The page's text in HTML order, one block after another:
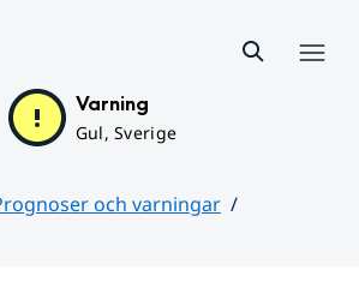
Varning
Gul, Sverige
och varningar